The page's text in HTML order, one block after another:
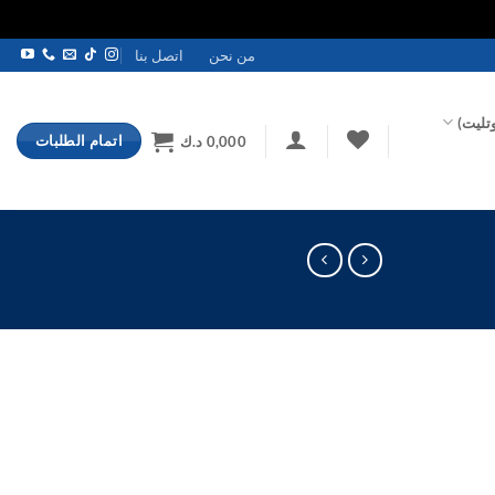
من نحن اتصل بنا
0,000 د.ك اتمام الطلبات